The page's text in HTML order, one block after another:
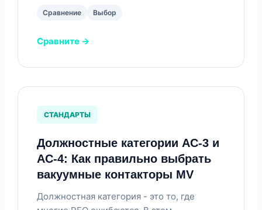
Сравнение Выбор
Сравните →
СТАНДАРТЫ
Должностные категории AC-3 и
AC-4: Как правильно выбрать
вакуумные контакторы MV
Должностная категория - это то, где